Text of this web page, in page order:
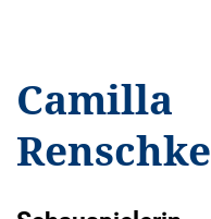
Camilla
Renschke